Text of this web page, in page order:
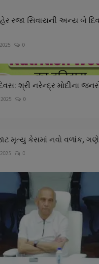
રજા સિવાયની અન્ય બે
0
શ્રી નરેન્દ્ર મોદીના
0
મૃત્યુ કેસમાં નવો વળાંક,
0